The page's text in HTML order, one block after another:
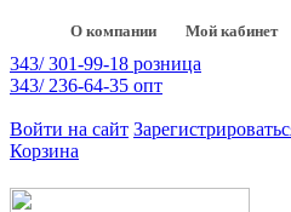
О компании Мой кабинет
343/ 301-99-18 розница
343/ 236-64-35 опт
Войти на сайт
Корзина